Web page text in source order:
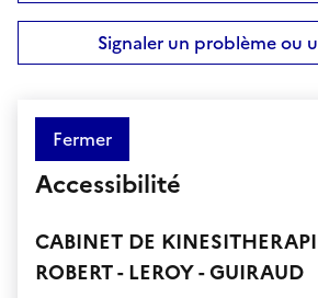
Signaler un problème ou
Fermer
Accessibilité
CABINET DE
ROBERT - LEROY - GUIRAUD